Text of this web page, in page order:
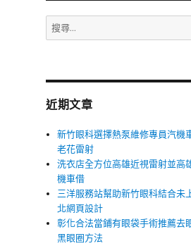
搜
尋
字:
近期文章
新竹眼科選擇熱泵維修專員汽機
老花雷射
洗衣店全方位高雄近視雷射並高
機車借
三洋服務站幫助新竹眼科結合未
北網頁設計
彰化合法當鋪有眼袋手術推薦去
黑眼圈方法